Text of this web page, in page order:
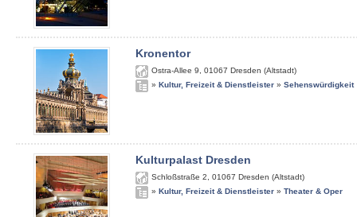
Kronentor
Ostra-Allee 9 01067 Dresden (Altstadt)
» Kultur, Freizeit & Dienstleister » Sehenswürdigkeit
Kulturpalast Dresden
Schloßstraße 2 01067 Dresden (Altstadt)
» Kultur, Freizeit & Dienstleister » Theater & Oper